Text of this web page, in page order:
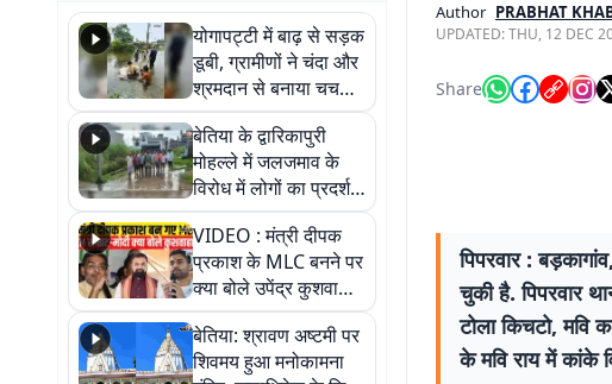
योगापट्टी में बाढ़ से सड़क
डूबी, ग्रामीणों ने चंदा और
श्रमदान से बनाया चचरी
पुल
बेतिया के द्वारिकापुरी
मोहल्ले में जलजमाव के
विरोध में लोगों का प्रदर्शन,
स्थायी समाधान की मांग
VIDEO : मंत्री दीपक
प्रकाश के MLC बनने पर
क्या बोले उपेंद्र कुशवाहा,
सुनिए
बेतिया: श्रावण अष्टमी पर
शिवमय हुआ मनोकामना
Author PRABHAT
UPDATED:THU, 12 DEC
Share
पिपरवार :
चुकी है. पिपरवार
टोला किचटो, मवि
के मवि राय में कांके